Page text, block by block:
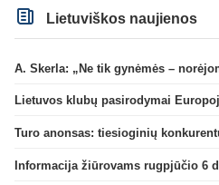
Lietuviškos naujienos
A. Skerla: „Ne tik gynėmės –
Turo anonsas: tiesioginių
Informacija žiūrovams rugpjūčio 6